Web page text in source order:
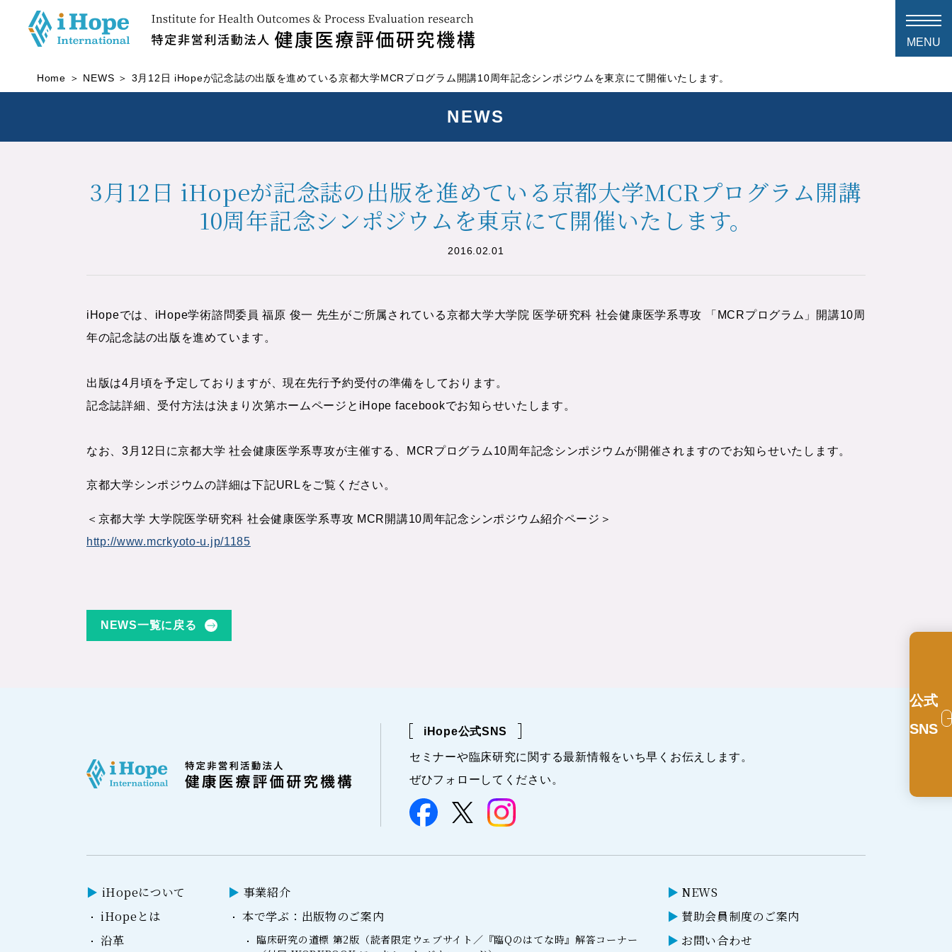
Home NEWS 3月12日 iHopeが記念誌の出版を進めている京都大学MCRプログラム開講10周年記念シンポジウムを東京にて開催いたします。
NEWS
3月12日 iHopeが記念誌の出版を進めている京都大学MCRプログラム開講
10周年記念シンポジウムを東京にて開催いたします。
2016.02.01
iHopeでは、iHope学術諮問委員 福原 俊一 先生がご所属されている京都大学大学院 医学研究科 社会健康医学系専攻 「MCRプログラム」開講10周
年の記念誌の出版を進めています。
出版は4月頃を予定しておりますが、現在先行予約受付の準備をしております。
記念誌詳細、受付方法は決まり次第ホームページとiHope facebookでお知らせいたします。
なお、3月12日に京都大学 社会健康医学系専攻が主催する、MCRプログラム10周年記念シンポジウムが開催されますのでお知らせいたします。
京都大学シンポジウムの詳細は下記URLをご覧ください。
＜京都大学 大学院医学研究科 社会健康医学系専攻 MCR開講10周年記念シンポジウム紹介ページ＞
http://www.mcrkyoto-u.jp/1185
NEWS一覧に戻る
iHope公式SNS
セミナーや臨床研究に関する最新情報をいち早くお伝えします。
ぜひフォローしてください。
iHopeについて
iHopeとは
沿革
事業紹介
本で学ぶ：出版物のご案内
臨床研究の道標 第2版（読者限定ウェブサイト／『臨Qのはてな時』解答コーナー
NEWS
賛助会員制度のご案内
お問い合わせ
公式
SNS